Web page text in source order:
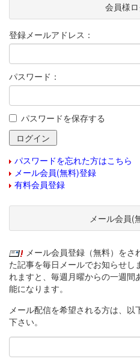
会員様
登録メールアドレス：
パスワード：
パスワードを保存する
パスワードを忘れた方はこちら
メール会員(無料)登録
有料会員登録
メール会員(
メール会員登録（無料）を
た記事を毎日メールでお知らせし
れますと、毎週月曜からの一週
能になります。
メール配信を希望される方は、以
下さい。